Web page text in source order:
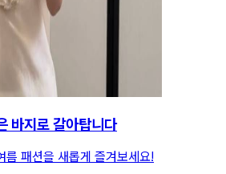
바지로 갈아탑니다
름 패션을 새롭게 즐겨보세요!